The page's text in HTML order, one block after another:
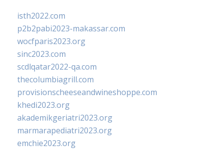
isth2022.com
p2b2pabi2023-makassar.com
wocfparis2023.org
sinc2023.com
scdlqatar2022-qa.com
thecolumbiagrill.com
provisionscheeseandwineshoppe.com
khedi2023.org
akademikgeriatri2023.org
marmarapediatri2023.org
emchie2023.org